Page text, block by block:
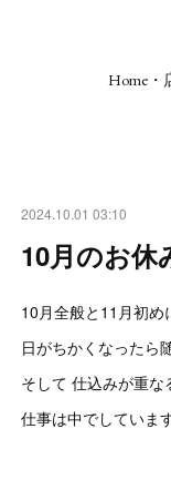
Home・
2024.10.01 03:10
10月のお休
10月全般と11月初
日がちかくなったら
そして 仕込みが重
仕事は中でしていま